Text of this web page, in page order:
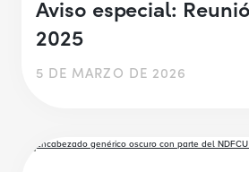
Aviso especial:
2025
5 DE MARZO DE 2026